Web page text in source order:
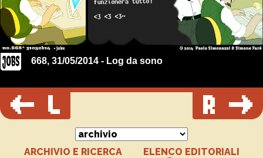
668, 31/05/2014 - Log da sono
ARCHIVIO E RICERCA
ELENCO EDITORIALI